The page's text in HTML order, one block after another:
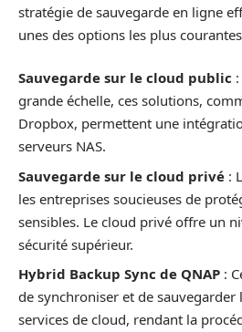
stratégie de sauvegarde en ligne
unes des options les plus
Sauvegarde sur le cloud public
grande échelle, ces solutions,
Dropbox, permettent une
serveurs NAS.
Sauvegarde sur le cloud privé :
les entreprises soucieuses de
sensibles. Le cloud privé offre un
sécurité supérieur.
Hybrid Backup Sync de QNAP :
de synchroniser et de sauvegarder
services de cloud, rendant la